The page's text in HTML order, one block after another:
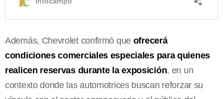
Además, Chevrolet confirmó que ofrecerá
condiciones comerciales especiales para quienes
realicen reservas durante la exposición, en un
contexto donde las automotrices buscan reforzar su